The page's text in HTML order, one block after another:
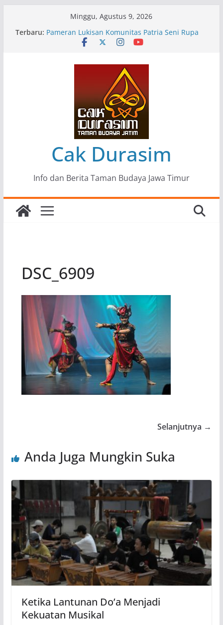
Minggu, Agustus 9, 2026
Terbaru: Pameran Lukisan Komunitas Patria Seni Rupa
Kota Blitar : Ketika “Bergerak” Menjadi Mantra
Mengupas Sunyi dan Luka di Balik “Samaleak”
Menjaga Marwah Seni dan Budaya: Catatan
Kunjungan Kerja Ir. Bambang Haryo Soekartono
(BHS) Anggota DPR RI ke Taman Budaya Jawa
Pameran Tunggal 35 Karya Agus Koecink
“Tumbang Tambang”, Ungkapan Kritis Tentang
Derita Pekerja Pertambangan
Cak Durasim
Info dan Berita Taman Budaya Jawa Timur
DSC_6909
Selanjutnya →
Anda Juga Mungkin Suka
Ketika Lantunan Do’a Menjadi
Kekuatan Musikal